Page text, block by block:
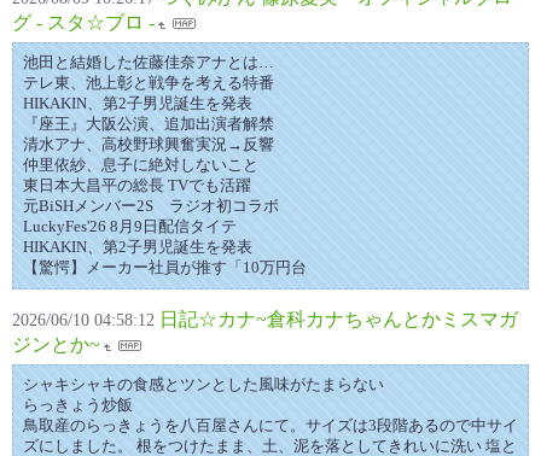
グ - スタ☆ブロ -
池田と結婚した佐藤佳奈アナとは…
テレ東、池上彰と戦争を考える特番
HIKAKIN、第2子男児誕生を発表
『座王』大阪公演、追加出演者解禁
清水アナ、高校野球興奮実況→反響
仲里依紗、息子に絶対しないこと
東日本大昌平の総長 TVでも活躍
元BiSHメンバー2S ラジオ初コラボ
LuckyFes'26 8月9日配信タイテ
HIKAKIN、第2子男児誕生を発表
【驚愕】メーカー社員が推す「10万円台
2026/06/10 04:58:12 日記☆カナ~倉科カナちゃんとかミスマガ
ジンとか~
シャキシャキの食感とツンとした風味がたまらない
らっきょう炒飯
鳥取産のらっきょうを八百屋さんにて。サイズは3段階あるので中サイ
ズにしました。 根をつけたまま、土、泥を落としてきれいに洗い 塩と